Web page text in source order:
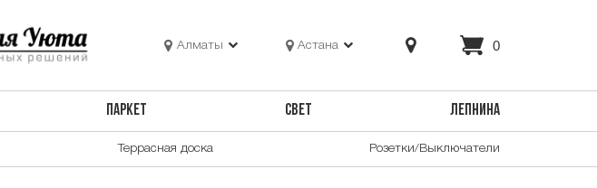
Алматы Астана 0
ПАРКЕТ СВЕТ ЛЕПНИНА
Террасная доска Розетки/Выключатели